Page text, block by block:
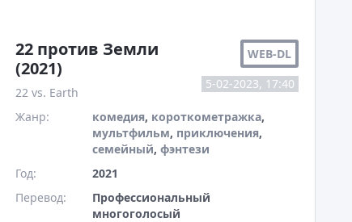
22 против Земли
(2021)
22 vs. Earth
WEB-DL
5-02-2023, 17:40
Жанр: комедия, короткометражка,
мультфильм, приключения,
семейный, фэнтези
Год:
2021
Перевод:
Профессиональный
многоголосый